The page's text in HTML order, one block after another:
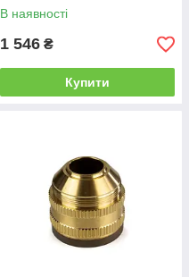
В наявності
1 546 ₴
Купити